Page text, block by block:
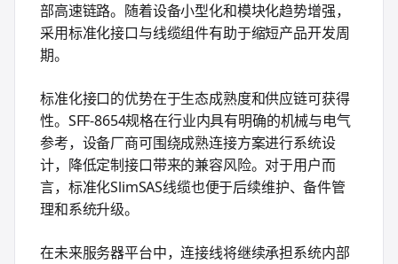
部高速链路。随着设备小型化和模块化趋势增强，
采用标准化接口与线缆组件有助于缩短产品开发周
期。
标准化接口的优势在于生态成熟度和供应链可获得
性。SFF-8654规格在行业内具有明确的机械与电气
参考，设备厂商可围绕成熟连接方案进行系统设
计，降低定制接口带来的兼容风险。对于用户而
言，标准化SlimSAS线缆也便于后续维护、备件管
理和系统升级。
在未来服务器平台中，连接线将继续承担系统内部